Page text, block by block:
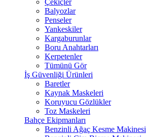
Çekiçler
Balyozlar
Penseler
Yankeskiler
Kargaburunlar
Boru Anahtarları
Kerpetenler
Tümünü Gör
İş Güvenliği Ürünleri
Baretler
Kaynak Maskeleri
Koruyucu Gözlükler
Toz Maskeleri
Bahçe Ekipmanları
Benzinli Ağaç Kesme Makinesi